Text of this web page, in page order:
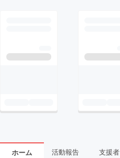
ホーム 活動報告 支援者